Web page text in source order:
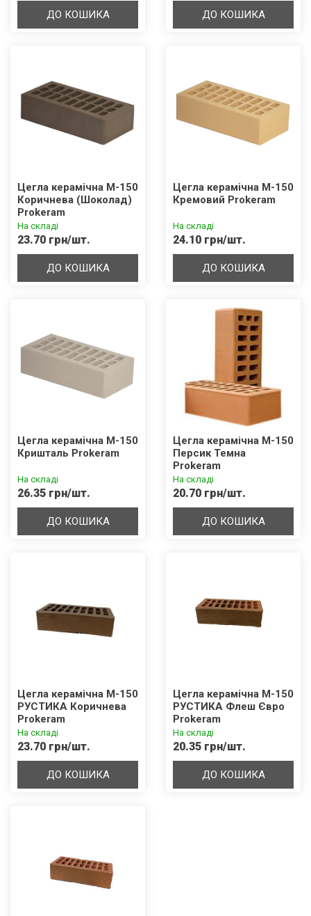
ДО КОШИКА ДО КОШИКА
Цегла керамічна М-150
Коричнева (Шоколад)
Prokeram
На складі
23.70 грн/шт.
ДО КОШИКА
Цегла керамічна М-150
Кремовий Prokeram
На складі
24.10 грн/шт.
ДО КОШИКА
Цегла керамічна М-150
Кришталь Prokeram
На складі
26.35 грн/шт.
ДО КОШИКА
Цегла керамічна М-150
Персик Темна
Prokeram
На складі
20.70 грн/шт.
ДО КОШИКА
Цегла керамічна М-150
РУСТИКА Коричнева
Prokeram
На складі
23.70 грн/шт.
ДО КОШИКА
Цегла керамічна М-150
РУСТИКА Флеш Євро
Prokeram
На складі
20.35 грн/шт.
ДО КОШИКА